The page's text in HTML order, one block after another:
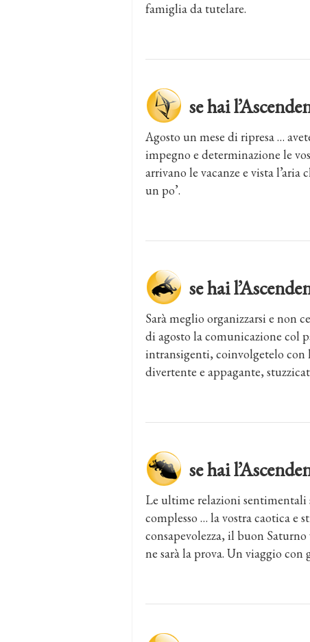
famiglia da tutelare.
se hai
Agosto un mese di ripresa …
impegno e determinazione le
arrivano le vacanze e vista
un po’.
se hai
Sarà meglio organizzarsi e non
di agosto la comunicazione col
intransigenti, coinvolgetelo con
divertente e appagante,
se hai
Le ultime relazioni sentimentali
complesso … la vostra caotica e
consapevolezza, il buon
ne sarà la prova. Un viaggio